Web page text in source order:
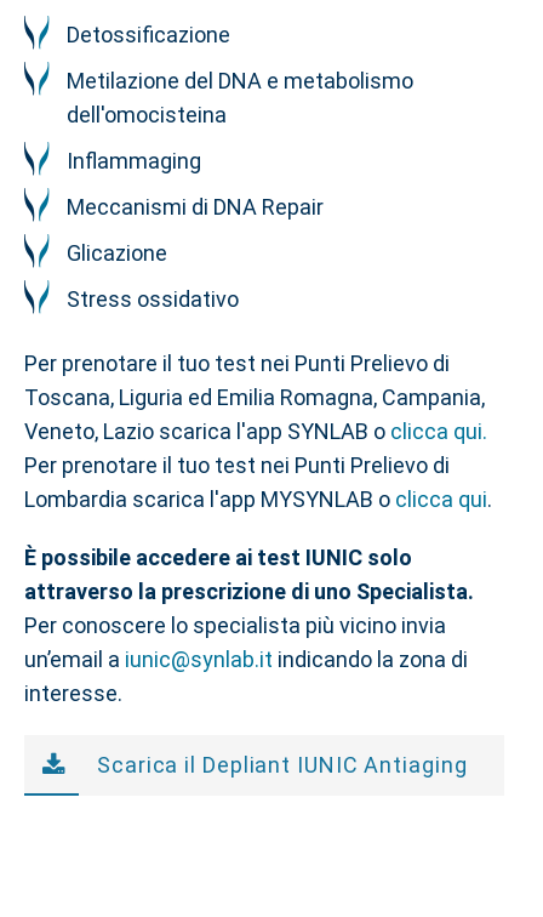
Detossificazione
Metilazione del DNA e metabolismo
dell'omocisteina
Inflammaging
Meccanismi di DNA Repair
Glicazione
Stress ossidativo
Per prenotare il tuo test nei Punti Prelievo di
Toscana, Liguria ed Emilia Romagna, Campania,
Veneto, Lazio scarica l'app SYNLAB o clicca qui.
Per prenotare il tuo test nei Punti Prelievo di
Lombardia scarica l'app MYSYNLAB o clicca qui.
È possibile accedere ai test IUNIC solo
attraverso la prescrizione di uno Specialista.
Per conoscere lo specialista più vicino invia
un’email a iunic@synlab.it indicando la zona di
interesse.
Scarica il Depliant IUNIC Antiaging